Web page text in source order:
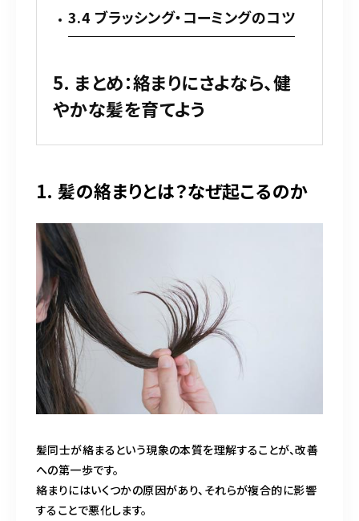
3.4 ブラッシング・コーミングのコツ
5. まとめ：絡まりにさよなら、健
やかな髪を育てよう
1. 髪の絡まりとは？なぜ起こるのか
髪同士が絡まるという現象の本質を理解することが、改善
への第一歩です。
絡まりにはいくつかの原因があり、それらが複合的に影響
することで悪化します。